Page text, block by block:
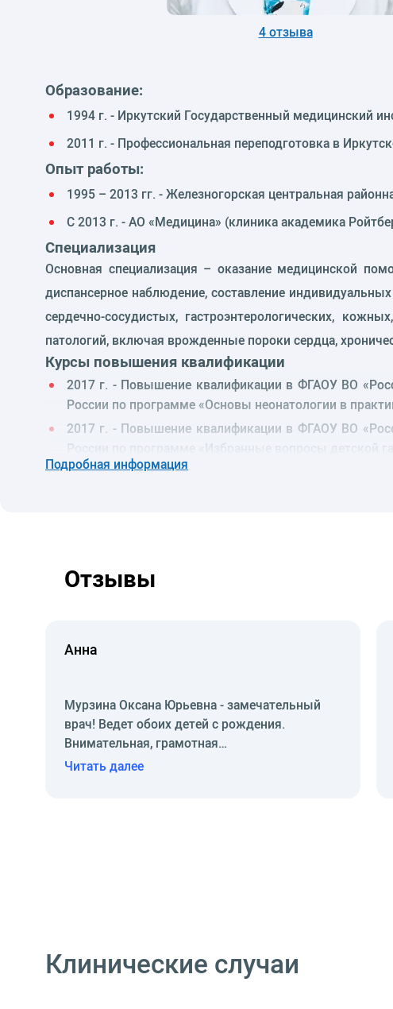
4 отзыва
Образование:
1994 г. - Иркутский Государственный медицинский
2011 г. - Профессиональная переподготовка в
Опыт работы:
1995 – 2013 гг. - Железногорская центральная
С 2013 г. - АО «Медицина» (клиника академика
Специализация
Основная специализация – оказание медицинской
диспансерное наблюдение, составление
сердечно-сосудистых, гастроэнтерологических,
патологий, включая врожденные пороки сердца,
Курсы повышения квалификации
2017 г. - Повышение квалификации в ФГАОУ ВО
России по программе «Основы неонатологии в
2017 г. - Повышение квалификации в ФГАОУ ВО
России по программе «Избранные вопросы детской
2018 г. - Повышение квалификации по программе
2021 г. - Повышение квалификации "Актуальные
2023 г. - повышение квалификации «Профилактика
Оксана Юрьевна ежегодно участвует в международных
Подробная информация
Отзывы
Анна
Мурзина Оксана Юрьевна - замечательный
врач! Ведет обоих детей с рождения.
Внимательная, грамотная…
Читать далее
Клинические случаи